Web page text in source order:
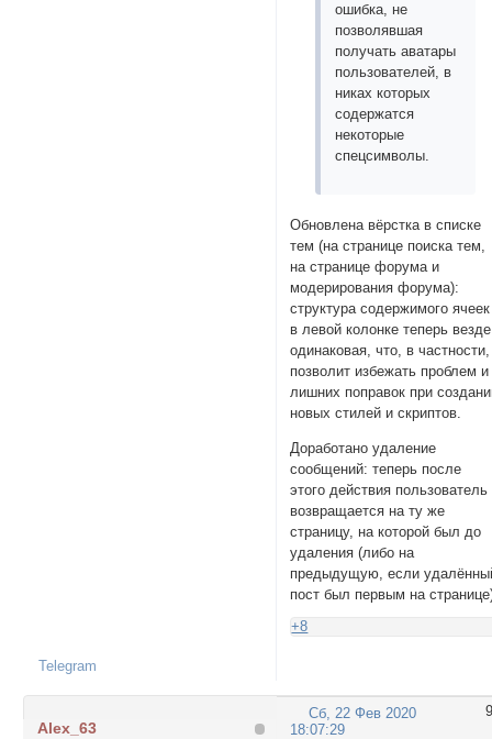
ошибка, не
позволявшая
получать аватары
пользователей, в
никах которых
содержатся
некоторые
спецсимволы.
Обновлена вёрстка в списке
тем (на странице поиска тем,
на странице форума и
модерирования форума):
структура содержимого ячеек
в левой колонке теперь везде
одинаковая, что, в частности,
позволит избежать проблем и
лишних поправок при
новых стилей и скриптов.
Доработано удаление
сообщений: теперь после
этого действия пользователь
возвращается на ту же
страницу, на которой был до
удаления (либо на
предыдущую, если
пост был первым на
+8
Telegram
9
Сб, 22 Фев 2020
18:07:29
Alex_63